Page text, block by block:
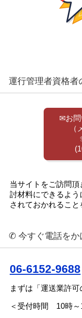
運行管理者資格者
✉お問
（
当サイトをご訪問
討材料にできるよう
されておかれること
✆ 今すぐ電話をか
06-6152-9688
まずは「運送業許可
＜受付時間 10時～